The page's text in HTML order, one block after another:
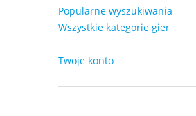
Popularne wyszukiwania
Wszystkie kategorie gier
Twoje konto